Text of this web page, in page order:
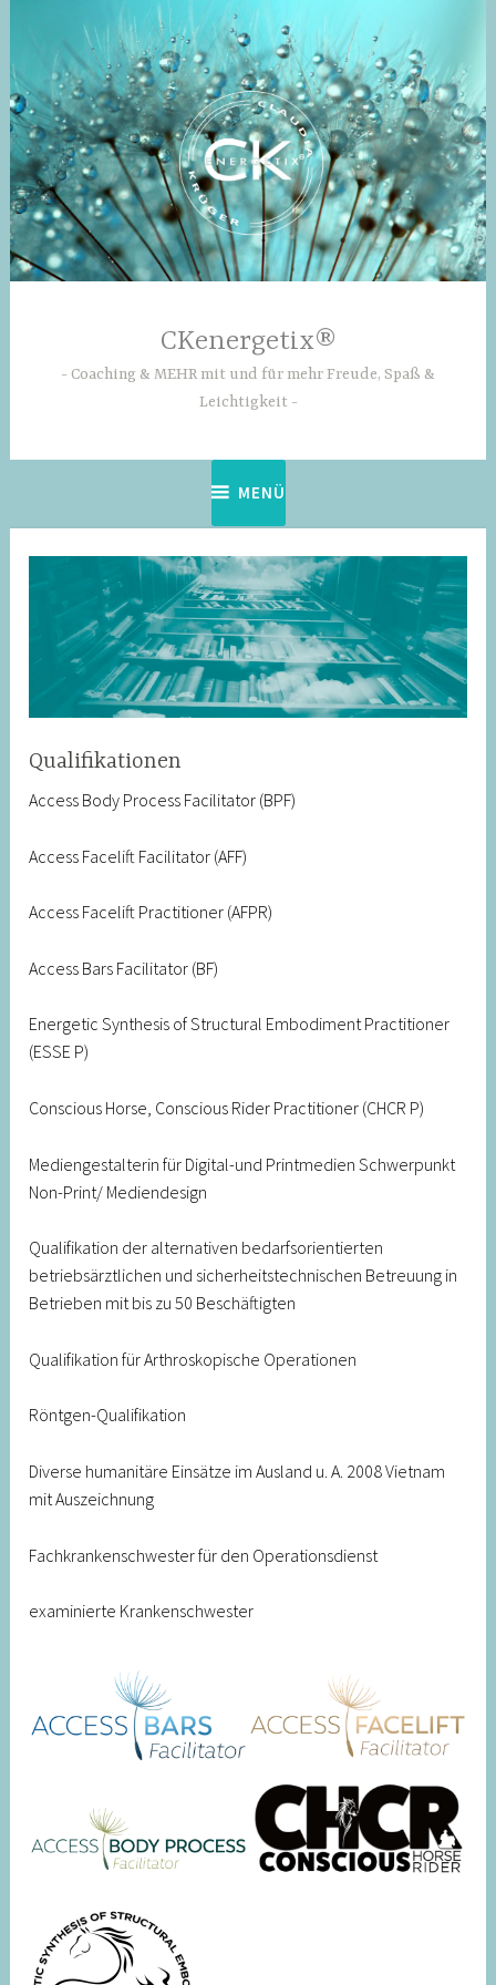
springen
CKenergetix®
Coaching & MEHR mit und für mehr Freude, Spaß &
Leichtigkeit
MENÜ
Qualifikationen
Access Body Process Facilitator (BPF)
Access Facelift Facilitator (AFF)
Access Facelift Practitioner (AFPR)
Access Bars Facilitator (BF)
Energetic Synthesis of Structural Embodiment Practitioner
(ESSE P)
Conscious Horse, Conscious Rider Practitioner (CHCR P)
Mediengestalterin für Digital-und Printmedien Schwerpunkt
Non-Print/ Mediendesign
Qualifikation der alternativen bedarfsorientierten
betriebsärztlichen und sicherheitstechnischen Betreuung in
Betrieben mit bis zu 50 Beschäftigten
Qualifikation für Arthroskopische Operationen
Röntgen-Qualifikation
Diverse humanitäre Einsätze im Ausland u. A. 2008 Vietnam
mit Auszeichnung
Fachkrankenschwester für den Operationsdienst
examinierte Krankenschwester